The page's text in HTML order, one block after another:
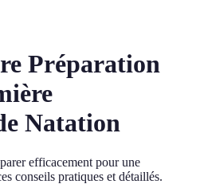
Préparation
Natation
efficacement pour une
conseils pratiques et détaillés.